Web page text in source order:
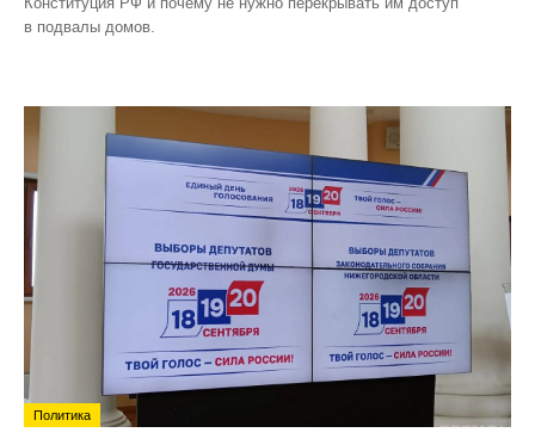
в подвалы домов.
Политика